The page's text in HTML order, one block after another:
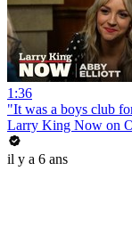
1:36
"It was a boys club
Larry King Now on
il y a 6 ans